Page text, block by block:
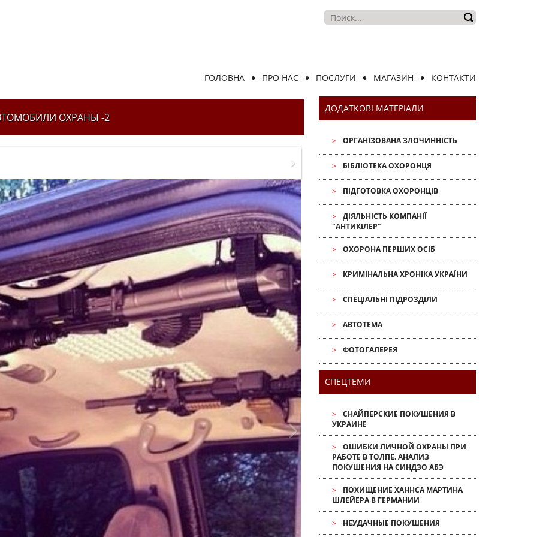
ГОЛОВНА ПРО НАС ПОСЛУГИ МАГАЗИН КОНТАКТИ
ОХРАНЫ -2
ДОДАТКОВІ МАТЕРІАЛИ
ОРГАНІЗОВАНА ЗЛОЧИННІСТЬ
БІБЛІОТЕКА ОХОРОНЦЯ
ПІДГОТОВКА ОХОРОНЦІВ
ДІЯЛЬНІСТЬ КОМПАНІЇ
"АНТИКІЛЕР"
ОХОРОНА ПЕРШИХ ОСІБ
КРИМІНАЛЬНА ХРОНІКА УКРАЇНИ
СПЕЦІАЛЬНІ ПІДРОЗДІЛИ
АВТОТЕМА
ФОТОГАЛЕРЕЯ
СПЕЦТЕМИ
СНАЙПЕРСКИЕ ПОКУШЕНИЯ В
УКРАИНЕ
ОШИБКИ ЛИЧНОЙ ОХРАНЫ ПРИ
РАБОТЕ В ТОЛПЕ. АНАЛИЗ
ПОКУШЕНИЯ НА СИНДЗО АБЭ
ПОХИЩЕНИЕ ХАННСА МАРТИНА
ШЛЕЙЕРА В ГЕРМАНИИ
НЕУДАЧНЫЕ ПОКУШЕНИЯ